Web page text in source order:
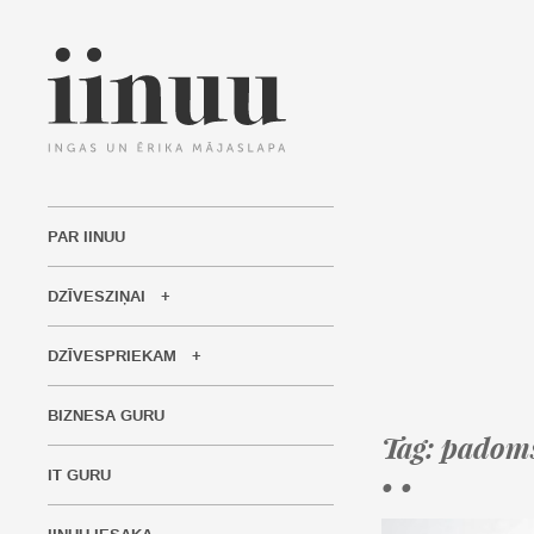
PAR IINUU
DZĪVESZIŅAI
DZĪVESPRIEKAM
BIZNESA GURU
IT GURU
Tag:
• •